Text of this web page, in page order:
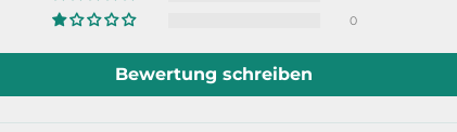
0
Bewertung schreiben